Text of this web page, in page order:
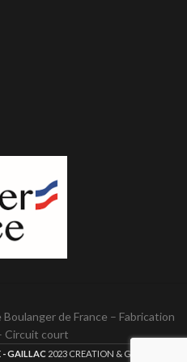
de France – Fabrication
Circuit court
- GAILLAC 2023 CREATION & GESTION DE